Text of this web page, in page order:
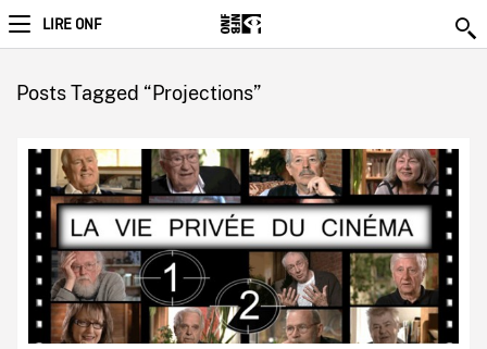
LIRE ONF
Posts Tagged “Projections”